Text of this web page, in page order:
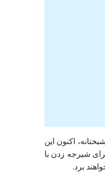
اکنون این
شیرجه زدن با
برد.